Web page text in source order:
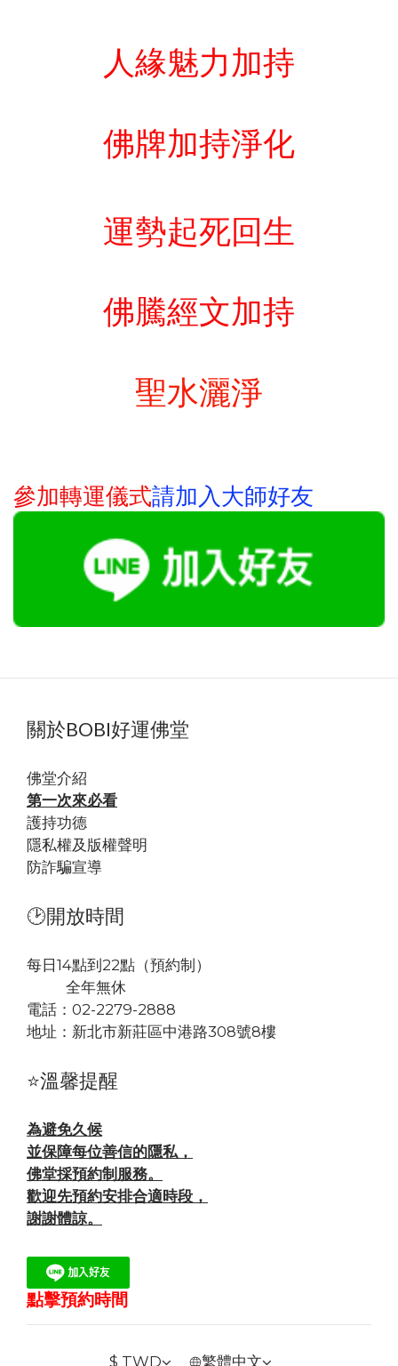
人緣魅力加持
佛牌加持淨化
運勢起死回生
佛騰經文加持
聖水灑淨
參加轉運儀式請加入大師好友
關於BOBI好運佛堂
佛堂介紹
第一次來必看
護持功德
隱私權及版權聲明
防詐騙宣導
🕑開放時間
每日14點到22點（預約制）
全年無休
電話：02-2279-2888
地址： 新北市新莊區中港路308號8樓
⭐溫馨提醒
為避免久候
並保障每位善信的隱私，
佛堂採預約制服務。
歡迎先預約安排合適時段，
謝謝體諒。
點擊預約時間
$ TWD 繁體中文